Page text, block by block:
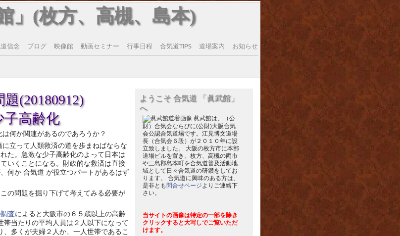
」(枚方、高槻、島本)
信念 ブログ 映像館 動画セミナー 行事日程 合気道TIPS 道場案内 お知らせ
(20180912)
子高齢化
何か関連があるのであろうか？
立って人類救済の道を歩まねばならな
た。急激な少子高齢化のよって日本は
いくことになる。財政的な救済は直接
何か 合気道 が役立つパートがあるはず
の問題を掘り下げて考えてみる必要が
査によると大阪市の６５歳以上の高齢
当たりの平均人員は２人以下になって
多くが夫婦２人か、一人世帯であるこ
ようこそ 合気道 「眞武館」
へ
眞武館は、（公
財）合気会ならびに(公財)大阪合気
会公認合気道場です。江見博文道場
長（合気会６段）が２０１０年に設
立致しました。 大阪の枚方市に本部
道場ビルを置き、枚方、高槻の両市
や三島郡島本町を合気道普及活動地
域として日々合気道の研鑽をしてお
ります。 合気道に興味のある方は、
是非とも 問合せページよりご連絡下
さい。
当サイトの画像は特定の一部を除き
クリックすると大写しでご覧いただ
けます。